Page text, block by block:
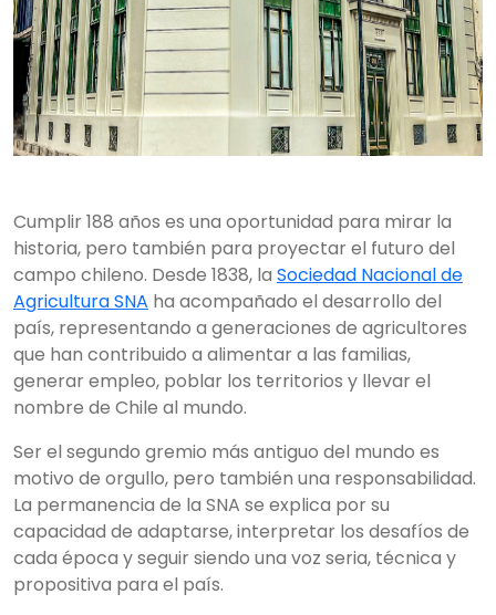
Cumplir 188 años es una oportunidad para mirar la
historia, pero también para proyectar el futuro del
campo chileno. Desde 1838, la Sociedad Nacional de
Agricultura SNA ha acompañado el desarrollo del
país, representando a generaciones de agricultores
que han contribuido a alimentar a las familias,
generar empleo, poblar los territorios y llevar el
nombre de Chile al mundo.
Ser el segundo gremio más antiguo del mundo es
motivo de orgullo, pero también una responsabilidad.
La permanencia de la SNA se explica por su
capacidad de adaptarse, interpretar los desafíos de
cada época y seguir siendo una voz seria, técnica y
propositiva para el país.